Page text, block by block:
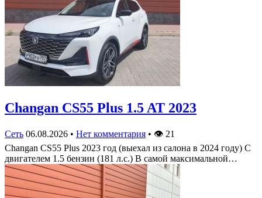
Changan CS55 Plus 1.5 AT 2023
Сеть 06.08.2026 • Нет комментария • 👁 21
Changan CS55 Plus 2023 год (выехал из салона в 2024 году) С
двигателем 1.5 бензин (181 л.с.) В самой максимальной…